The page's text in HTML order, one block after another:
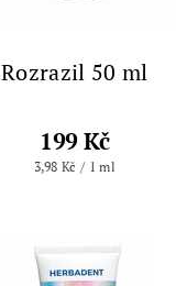
Rozrazil 50 ml
199 Kč
3,98 Kč / 1 ml